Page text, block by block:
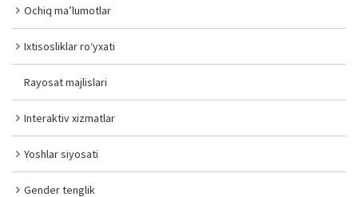
Ochiq ma’lumotlar
Ixtisosliklar ro‘yxati
Rayosat majlislari
Interaktiv xizmatlar
Yoshlar siyosati
Gender tenglik